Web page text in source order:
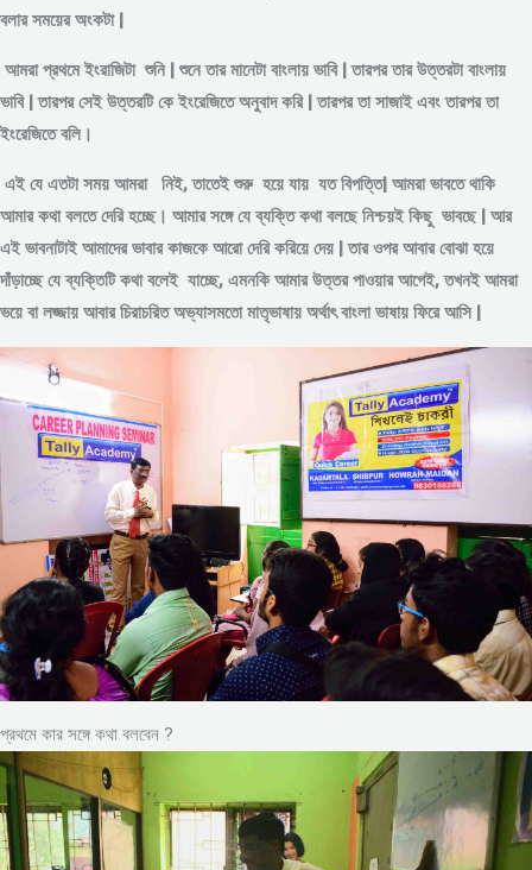
বলার সময়ের অংকটা |
আমরা প্রথমে ইংরাজিটা শুনি | শুনে তার মানেটা বাংলায় ভাবি | তারপর তার উত্তরটা বাংলায়
ভাবি | তারপর সেই উত্তরটি কে ইংরেজিতে অনুবাদ করি | তারপর তা সাজাই এবং তারপর তা
ইংরেজিতে বলি।
এই যে এতটা সময় আমরা নিই, তাতেই শুরু হয়ে যায় যত বিপত্তি| আমরা ভাবতে থাকি
আমার কথা বলতে দেরি হচ্ছে। আমার সঙ্গে যে ব্যক্তি কথা বলছে নিশ্চয়ই কিছু ভাবছে | আর
এই ভাবনাটাই আমাদের ভাবার কাজকে আরো দেরি করিয়ে দেয় | তার ওপর আবার বোঝা হয়ে
দাঁড়াচ্ছে যে ব্যক্তিটি কথা বলেই যাচ্ছে, এমনকি আমার উত্তর পাওয়ার আগেই, তখনই আমরা
ভয়ে বা লজ্জায় আবার চিরাচরিত অভ্যাসমতো মাতৃভাষায় অর্থাৎ বাংলা ভাষায় ফিরে আসি |
প্রথমে কার সঙ্গে কথা বলবেন ?